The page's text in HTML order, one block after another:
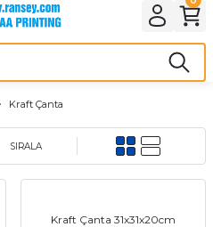
Kraft Çanta
SIRALA
Kraft Çanta 31x31x20cm